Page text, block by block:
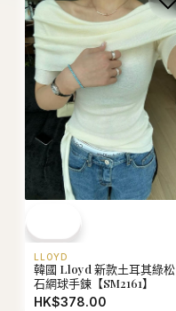
LLOYD
韓國 Lloyd 新款土耳其綠松
石網球手鍊【SM2161】
HK$378.00